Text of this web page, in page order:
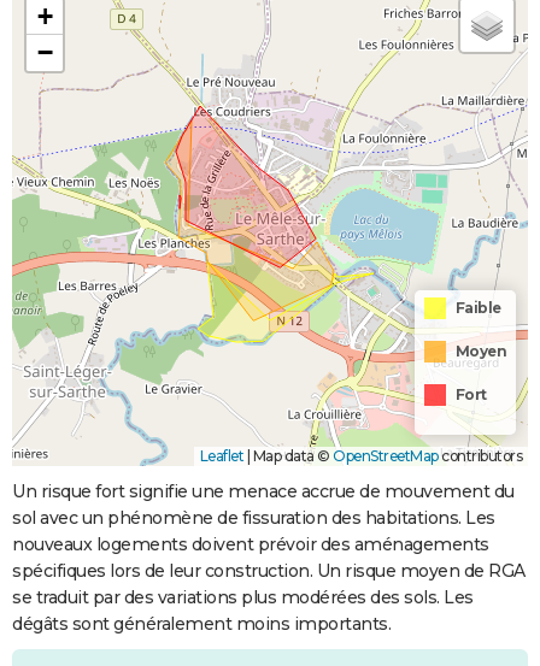
+
−
Faible
Moyen
Fort
Leaflet Map data © OpenStreetMapcontributors
Un risque fort signifie une menace accrue de mouvement du
sol avec un phénomène de fissuration des habitations. Les
nouveaux logements doivent prévoir des aménagements
spécifiques lors de leur construction. Un risque moyen de RGA
se traduit par des variations plus modérées des sols. Les
dégâts sont généralement moins importants.